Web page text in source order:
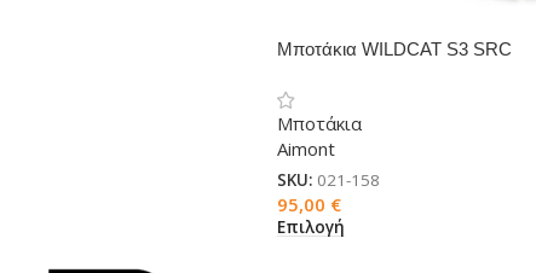
Μποτάκια WILDCAT S3 SRC
Μποτάκια
Aimont
SKU: 021-158
95,00 €
Επιλογή